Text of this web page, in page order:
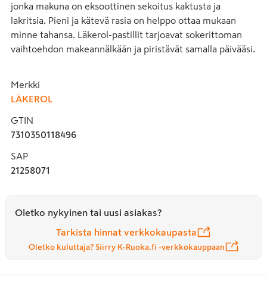
jonka makuna on eksoottinen sekoitus kaktusta ja
lakritsia. Pieni ja kätevä rasia on helppo ottaa mukaan
minne tahansa. Läkerol-pastillit tarjoavat sokerittoman
vaihtoehdon makeannälkään ja piristävät samalla päivääsi.
Merkki
LÄKEROL
GTIN
7310350118496
SAP
21258071
Oletko nykyinen tai uusi asiakas?
Tarkista hinnat verkkokaupasta
Oletko kuluttaja? Siirry K-Ruoka.fi -verkkokauppaan